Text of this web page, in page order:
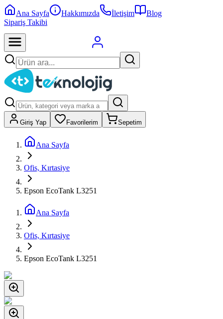
Ana Sayfa Hakkımızda İletişim
Blog
Sipariş Takibi
Giriş Yap Favorilerim Sepetim
Ana Sayfa
Ofis, Kırtasiye
Epson EcoTank L3251
Ana Sayfa
Ofis, Kırtasiye
Epson EcoTank L3251